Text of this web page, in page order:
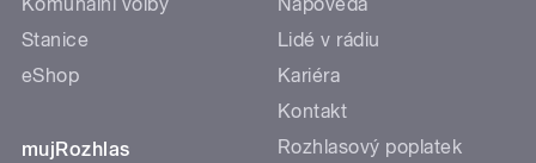
Komunální volby
Stanice
eShop
mujRozhlas
Nápověda
Lidé v rádiu
Kariéra
Kontakt
Rozhlasový poplatek